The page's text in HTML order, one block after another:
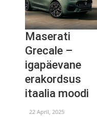
Maserati
Grecale –
igapäevane
erakordsus
itaalia moodi
22 April, 2025